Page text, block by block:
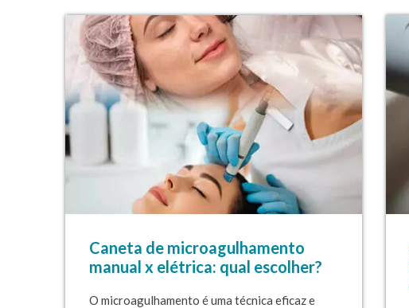
Caneta de microagulhamento
manual x elétrica: qual escolher?
O microagulhamento é uma técnica eficaz e